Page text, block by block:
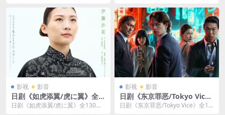
字幕，使用播放...
影视 影音
日剧《如虎添翼/虎に翼》全1
30集日语中字网盘下载
日剧《如虎添翼/虎に翼》全130集
影视 影音
日剧《东京罪恶/Tokyo Vic
e》全1-2季4K[MP4/115GB]
日剧《东京罪恶/Tokyo Vice》全1-2